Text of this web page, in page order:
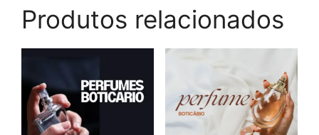
Produtos relacionados